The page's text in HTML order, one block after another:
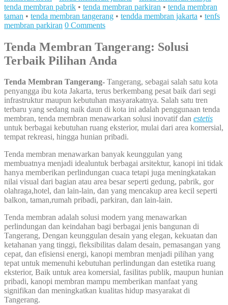
tenda membran pabrik • tenda membran parkiran • tenda membran
taman • tenda membran tangerang • tendda membran jakarta • tenfs
membran parkiran 0 Comments
Tenda Membran Tangerang: Solusi
Terbaik Pilihan Anda
Tenda Membran Tangerang- Tangerang, sebagai salah satu kota
penyangga ibu kota Jakarta, terus berkembang pesat baik dari segi
infrastruktur maupun kebutuhan masyarakatnya. Salah satu tren
terbaru yang sedang naik daun di kota ini adalah penggunaan tenda
membran, tenda membran menawarkan solusi inovatif dan estetis
untuk berbagai kebutuhan ruang eksterior, mulai dari area komersial,
tempat rekreasi, hingga hunian pribadi.
Tenda membran menawarkan banyak keunggulan yang
membuatnya menjadi idealuntuk berbagai arsitektur, kanopi ini tidak
hanya memberikan perlindungan cuaca tetapi juga meningkatakan
nilai visual dari bagian atau area besar seperti gedung, pabrik, gor
olahraga,hotel, dan lain-lain, dan yang mencakup area kecil seperti
balkon, taman,rumah pribadi, parkiran, dan lain-lain.
Tenda membran adalah solusi modern yang menawarkan
perlindungan dan keindahan bagi berbagai jenis bangunan di
Tangerang, Dengan keunggulan desain yang elegan, kekuatan dan
ketahanan yang tinggi, fleksibilitas dalam desain, pemasangan yang
cepat, dan efisiensi energi, kanopi membran menjadi pilihan yang
tepat untuk memenuhi kebutuhan perlindungan dan estetika ruang
eksterior, Baik untuk area komersial, fasilitas publik, maupun hunian
pribadi, kanopi membran mampu memberikan manfaat yang
signifikan dan meningkatkan kualitas hidup masyarakat di
Tangerang.